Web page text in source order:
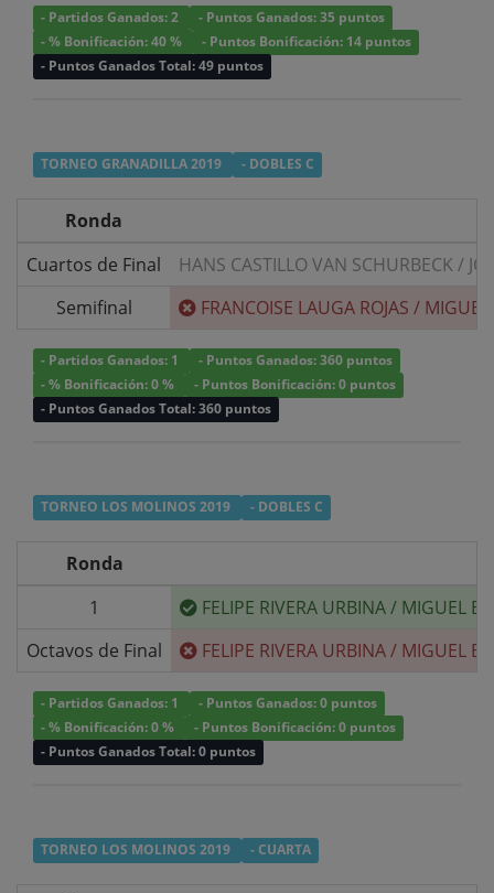
- Partidos Ganados: 2
- Puntos Ganados: 35 puntos
- % Bonificación: 40 %
- Puntos Bonificación: 14 puntos
- Puntos Ganados Total: 49 puntos
TORNEO GRANADILLA 2019 - DOBLES C
Ronda
Cuartos de Final
HANS CASTILLO VAN SCHURBECK/
Semifinal
FRANCOISE LAUGA ROJAS /
- Partidos Ganados: 1
- Puntos Ganados: 360 puntos
- % Bonificación: 0 %
- Puntos Bonificación: 0 puntos
- Puntos Ganados Total: 360 puntos
TORNEO LOS MOLINOS 2019 - DOBLES C
Ronda
1
FELIPE RIVERA URBINA/ MIGUEL
Octavos de Final
FELIPE RIVERA URBINA/ MIGUEL
- Partidos Ganados: 1
- Puntos Ganados: 0 puntos
- % Bonificación: 0 %
- Puntos Bonificación: 0 puntos
- Puntos Ganados Total: 0 puntos
TORNEO LOS MOLINOS 2019 - CUARTA